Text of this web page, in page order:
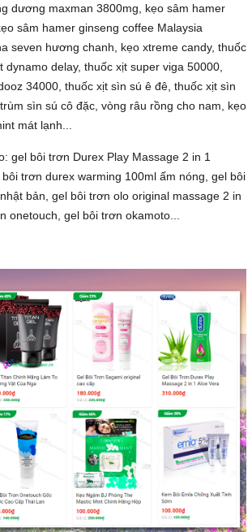
dương maxman 3800mg, kẹo sâm hamer
sâm hamer ginseng coffee Malaysia
seven hương chanh, kẹo xtreme candy, thuốc
dynamo delay, thuốc xịt super viga 50000,
34000, thuốc xịt sìn sú ê đê, thuốc xịt sìn
sìn sú cô đặc, vòng râu rồng cho nam, kẹo
mát lạnh...
gel bôi trơn Durex Play Massage 2 in 1
trơn durex warming 100ml ấm nóng, gel bôi
bản, gel bôi trơn olo original massage 2 in
onetouch, gel bôi trơn okamoto...